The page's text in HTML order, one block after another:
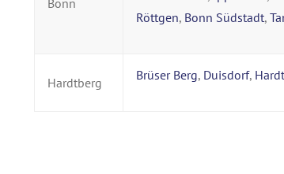
Bonn
Röttgen, Bonn Südstadt,
Hardtberg Brüser Berg, Duisdorf,